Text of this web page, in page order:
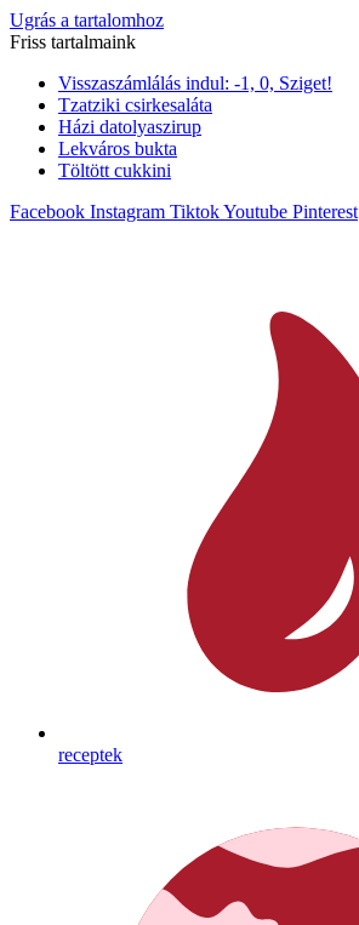
Ugrás a tartalomhoz
Friss tartalmaink
Visszaszámlálás indul: -1, 0, Sziget!
Tzatziki csirkesaláta
Házi datolyaszirup
Lekváros bukta
Töltött cukkini
Facebook Instagram TiktokYoutube Pinterest
receptek